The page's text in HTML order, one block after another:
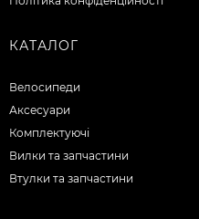
КАТАЛОГ
Велосипеди
Аксесуари
Комплектуючі
Вилки та запчастини
Втулки та запчастини